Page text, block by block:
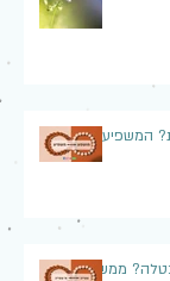
המשפיע
ממש